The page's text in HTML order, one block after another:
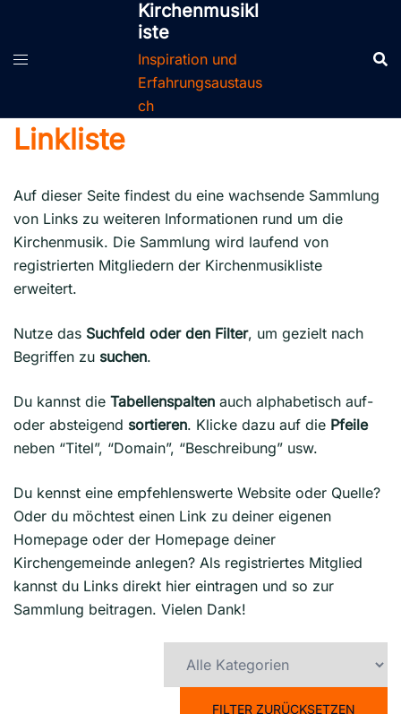
springen
Kirchenmusikl
iste
Inspiration und
Erfahrungsaustaus
ch
Linkliste
Auf dieser Seite findest du eine wachsende Sammlung
von Links zu weiteren Informationen rund um die
Kirchenmusik. Die Sammlung wird laufend von
registrierten Mitgliedern der Kirchenmusikliste
erweitert.
Nutze das Suchfeld oder den Filter, um gezielt nach
Begriffen zu suchen.
Du kannst die Tabellenspalten auch alphabetisch auf-
oder absteigend sortieren. Klicke dazu auf die Pfeile
neben “Titel”, “Domain”, “Beschreibung” usw.
Du kennst eine empfehlenswerte Website oder Quelle?
Oder du möchtest einen Link zu deiner eigenen
Homepage oder der Homepage deiner
Kirchengemeinde anlegen? Als registriertes Mitglied
kannst du Links direkt hier eintragen und so zur
Sammlung beitragen. Vielen Dank!
FILTER ZURÜCKSETZEN